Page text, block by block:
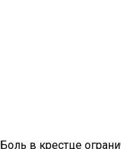
Боль в крестце